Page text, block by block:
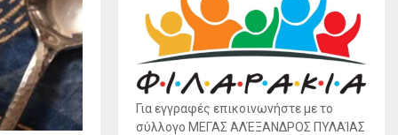
Για εγγραφές επικοινωνήστε με το
σύλλογο ΜΕΓΑΣ ΑΛΈΞΑΝΔΡΟΣ ΠΥΛΑΊΑΣ